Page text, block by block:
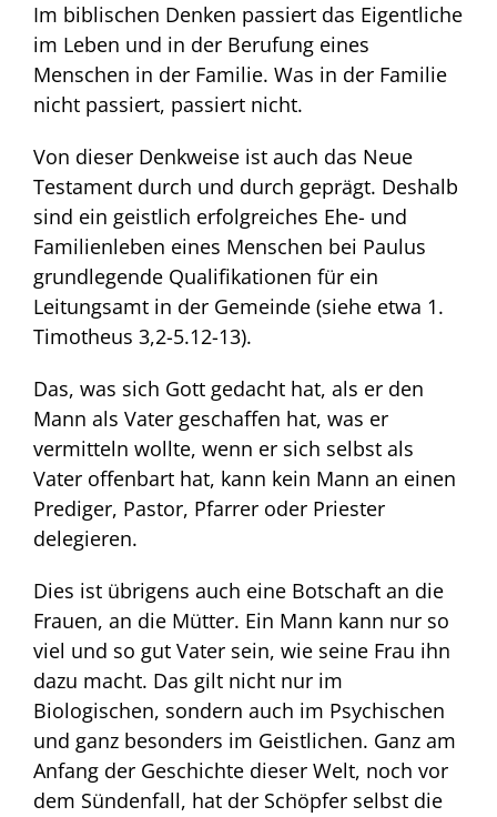
Im biblischen Denken passiert das Eigentliche
im Leben und in der Berufung eines
Menschen in der Familie. Was in der Familie
nicht passiert, passiert nicht.
Von dieser Denkweise ist auch das Neue
Testament durch und durch geprägt. Deshalb
sind ein geistlich erfolgreiches Ehe- und
Familienleben eines Menschen bei Paulus
grundlegende Qualifikationen für ein
Leitungsamt in der Gemeinde (siehe etwa 1.
Timotheus 3,2-5.12-13).
Das, was sich Gott gedacht hat, als er den
Mann als Vater geschaffen hat, was er
vermitteln wollte, wenn er sich selbst als
Vater offenbart hat, kann kein Mann an einen
Prediger, Pastor, Pfarrer oder Priester
delegieren.
Dies ist übrigens auch eine Botschaft an die
Frauen, an die Mütter. Ein Mann kann nur so
viel und so gut Vater sein, wie seine Frau ihn
dazu macht. Das gilt nicht nur im
Biologischen, sondern auch im Psychischen
und ganz besonders im Geistlichen. Ganz am
Anfang der Geschichte dieser Welt, noch vor
dem Sündenfall, hat der Schöpfer selbst die